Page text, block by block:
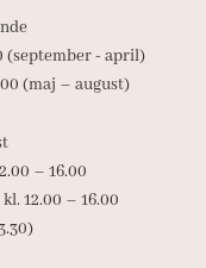
(september - april)
(maj – august)
– 16.00
12.00 – 16.00